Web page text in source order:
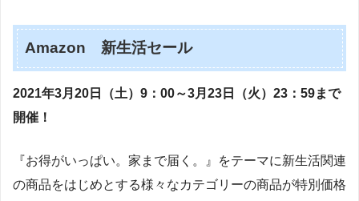
Amazon 新生活セール
2021年3月20日（土）9：00～3月23日（火）23：59まで
開催！
『お得がいっぱい。家まで届く。』をテーマに新生活関連
の商品をはじめとする様々なカテゴリーの商品が特別価格